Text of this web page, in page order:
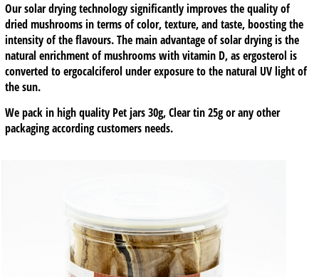
Our solar drying technology significantly improves the quality of
dried mushrooms in terms of color, texture, and taste, boosting the
intensity of the flavours. The main advantage of solar drying is the
natural enrichment of mushrooms with vitamin D, as ergosterol is
converted to ergocalciferol under exposure to the natural UV light of
the sun.
We pack in high quality Pet jars 30g, Clear tin 25g or any other
packaging according customers needs.